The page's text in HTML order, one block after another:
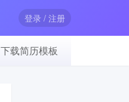
登录 / 注册
下载简历模板